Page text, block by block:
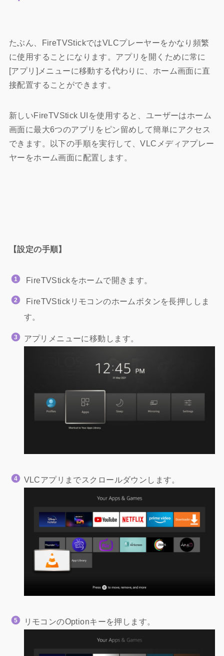
たぶん、FireTVStickではVLCプレーヤーをかなり頻繁
に使用することになります。アプリを開くために常に
[アプリ]メニューに移動する代わりに、ホーム画面に直
接配置することができます。
新しいFireTVStick UIを使用すると、ユーザーはホーム
画面に最大6つのアプリをピン留めして簡単にアクセス
できます。以下の手順を実行して、VLCメディアプレー
ヤーをホーム画面に配置します。
【設定の手順】
FireTVStickをホームで開きます。
FireTVStickリモコンのホームボタンを長押ししま
す。
アプリメニューに移動します。
VLCアプリまでスクロールダウンします。
リモコンのOptionキーを押します。